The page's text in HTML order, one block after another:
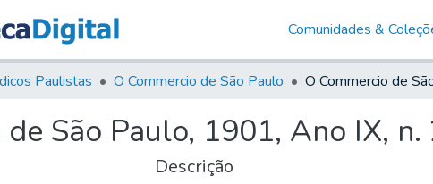
Comunidades &
Paulistas O Commercio de São Paulo
São Paulo, 1901, Ano IX,
Descrição